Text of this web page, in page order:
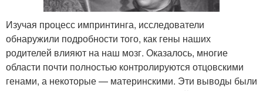
Изучая процесс импринтинга, исследователи
обнаружили подробности того, как гены наших
родителей влияют на наш мозг. Оказалось, многие
области почти полностью контролируются отцовскими
генами, а некоторые — материнскими. Эти выводы были